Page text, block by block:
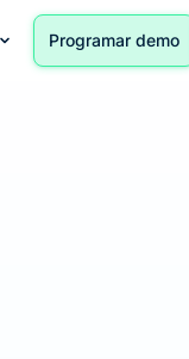
Programar demo